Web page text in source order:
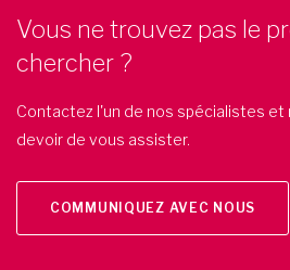
Vous ne trouvez pas le
chercher ?
Contactez l'un de nos spécialistes et
devoir de vous assister.
COMMUNIQUEZ AVEC NOUS